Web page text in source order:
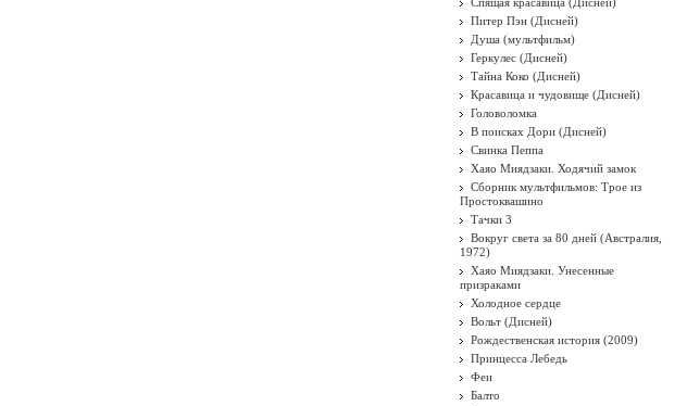
Питер Пэн (Дисней)
Душа (мультфильм)
Геркулес (Дисней)
Тайна Коко (Дисней)
Красавица и чудовище (Дисней)
Головоломка
В поисках Дори (Дисней)
Свинка Пеппа
Хаяо Миядзаки. Ходячий замок
Сборник мультфильмов: Трое из
Простоквашино
Тачки 3
Вокруг света за 80 дней (Австралия,
1972)
Хаяо Миядзаки. Унесенные
призраками
Холодное сердце
Вольт (Дисней)
Рождественская история (2009)
Принцесса Лебедь
Феи
Балто